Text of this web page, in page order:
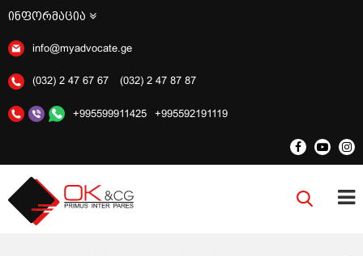
ინფორმაცია
info@myadvocate.ge
(032) 2 47 67 67 (032) 2 47 87 87
+995599911425 +995592191119